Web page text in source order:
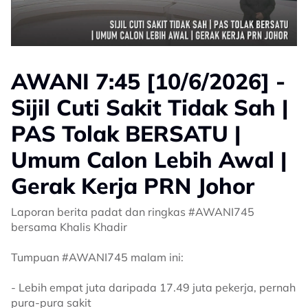
AWANI 7:45 [10/6/2026] -
Sijil Cuti Sakit Tidak Sah |
PAS Tolak BERSATU |
Umum Calon Lebih Awal |
Gerak Kerja PRN Johor
Laporan berita padat dan ringkas #AWANI745
bersama Khalis Khadir
Tumpuan #AWANI745 malam ini:
- Lebih empat juta daripada 17.49 juta pekerja, pernah
pura-pura sakit